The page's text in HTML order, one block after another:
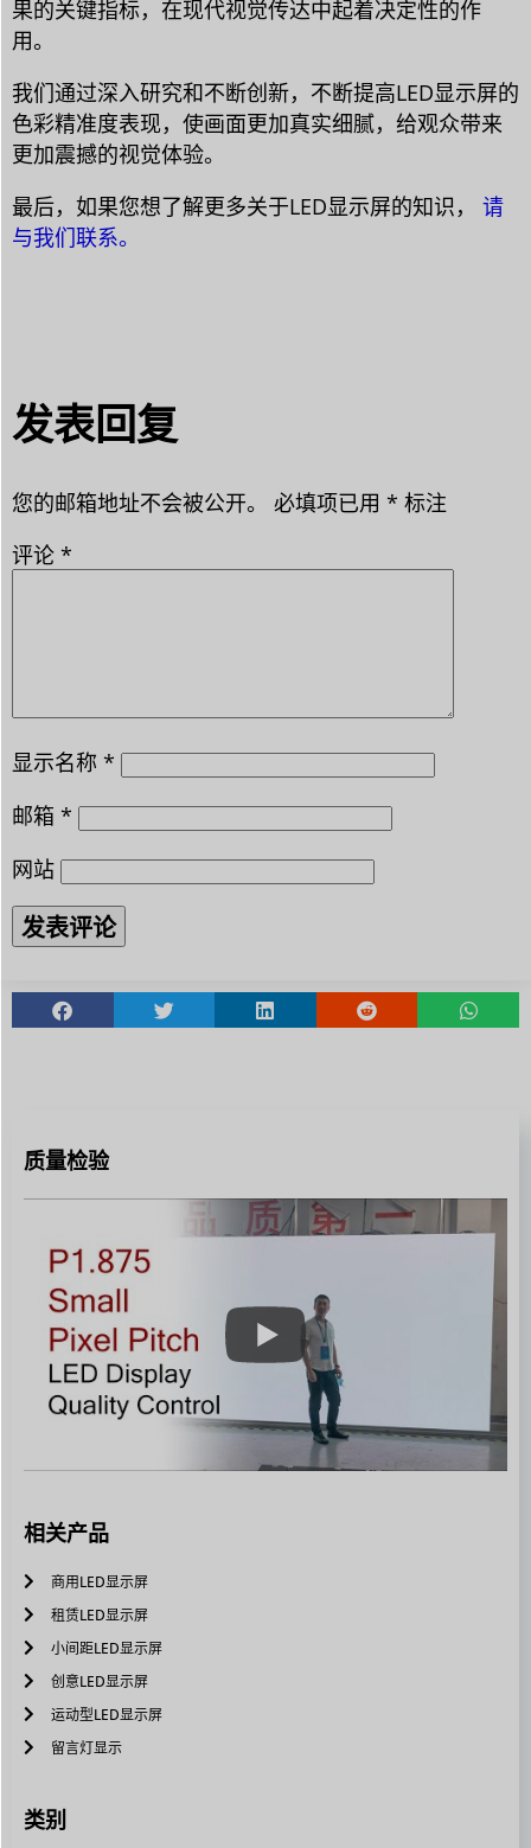
果的关键指标，在现代视觉传达中起着决定性的作
用。
我们通过深入研究和不断创新，不断提高LED显示屏的
色彩精准度表现，使画面更加真实细腻，给观众带来
更加震撼的视觉体验。
最后，如果您想了解更多关于LED显示屏的知识，
请
与我们联系。
发表回复
您的邮箱地址不会被公开。 必填项已用 * 标注
评论 *
显示名称 *
邮箱 *
网站
质量检验
相关产品
商用LED显示屏
租赁LED显示屏
小间距LED显示屏
创意LED显示屏
运动型LED显示屏
留言灯显示
类别